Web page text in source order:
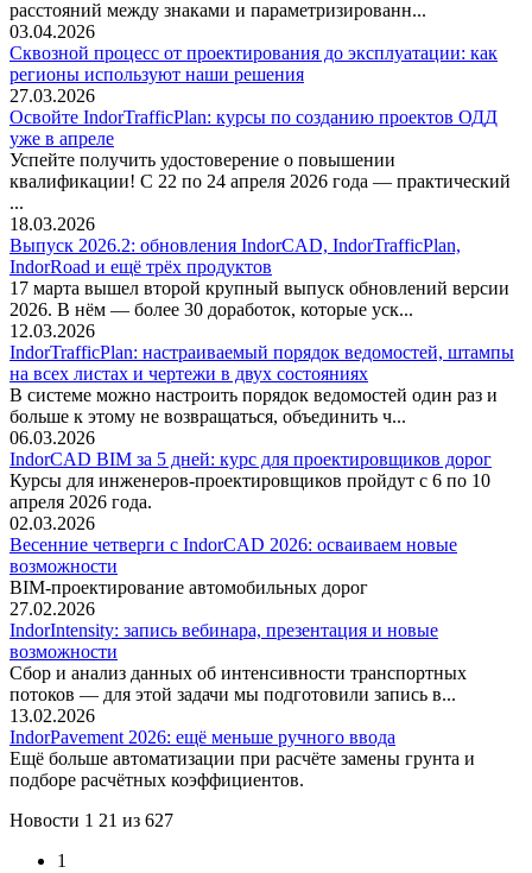
расстояний между знаками и параметризированн...
03.04.2026
Сквозной процесс от проектирования до эксплуатации: как
регионы используют наши решения
27.03.2026
Освойте IndorTrafficPlan: курсы по созданию проектов ОДД
уже в апреле
Успейте получить удостоверение о повышении
квалификации! С 22 по 24 апреля 2026 года — практический
...
18.03.2026
Выпуск 2026.2: обновления IndorCAD, IndorTrafficPlan,
IndorRoad и ещё трёх продуктов
17 марта вышел второй крупный выпуск обновлений версии
2026. В нём — более 30 доработок, которые уск...
12.03.2026
IndorTrafficPlan: настраиваемый порядок ведомостей, штампы
на всех листах и чертежи в двух состояниях
В системе можно настроить порядок ведомостей один раз и
больше к этому не возвращаться, объединить ч...
06.03.2026
IndorCAD BIM за 5 дней: курс для проектировщиков дорог
Курсы для инженеров-проектировщиков пройдут с 6 по 10
апреля 2026 года.
02.03.2026
Весенние четверги с IndorCAD 2026: осваиваем новые
возможности
BIM-проектирование автомобильных дорог
27.02.2026
IndorIntensity: запись вебинара, презентация и новые
возможности
Сбор и анализ данных об интенсивности транспортных
потоков — для этой задачи мы подготовили запись в...
13.02.2026
IndorPavement 2026: ещё меньше ручного ввода
Ещё больше автоматизации при расчёте замены грунта и
подборе расчётных коэффициентов.
Новости 1 21 из 627
1